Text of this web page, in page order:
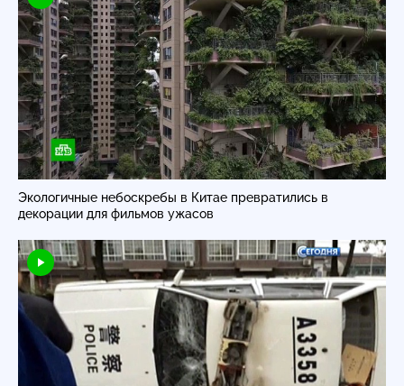
Экологичные небоскребы в Китае превратились в
декорации для фильмов ужасов